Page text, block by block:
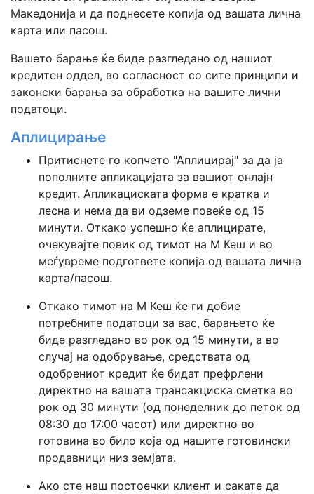
Македонија и да поднесете копија од вашата лична
карта или пасош.
Вашето барање ќе биде разгледано од нашиот
кредитен оддел, во согласност со сите принципи и
законски барања за обработка на вашите лични
податоци.
Аплицирање
Притиснете го копчето "Аплицирај" за да ја
пополните апликацијата за вашиот онлајн
кредит. Апликациската форма е кратка и
лесна и нема да ви одземе повеќе од 15
минути. Откако успешно ќе аплицирате,
очекувајте повик од тимот на М Кеш и во
меѓувреме подгответе копија од вашата лична
карта/пасош.
Откако тимот на М Кеш ќе ги добие
потребните податоци за вас, барањето ќе
биде разгледано во рок од 15 минути, а во
случај на одобрување, средствата од
одобрениот кредит ќе бидат префрлени
директно на вашата трансакциска сметка во
рок од 30 минути (од понеделник до петок од
08:30 до 17:00 часот) или директно во
готовина во било која од нашите готовински
продавници низ земјата.
Ако сте наш постоечки клиент и сакате да